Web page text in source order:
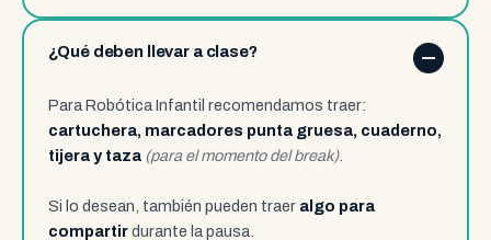
¿Qué deben llevar a clase?
Para Robótica Infantil recomendamos traer:
cartuchera, marcadores punta gruesa, cuaderno,
tijera y taza (para el momento del break).
Si lo desean, también pueden traer algo para
compartirdurante la pausa.